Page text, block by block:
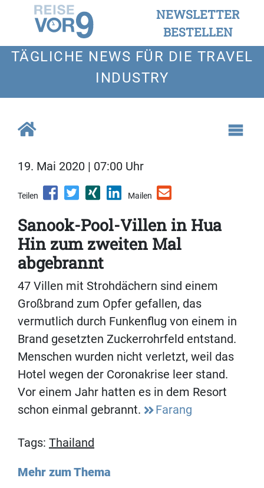
NEWSLETTER
BESTELLEN
TÄGLICHE NEWS FÜR DIE TRAVEL
INDUSTRY
19. Mai 2020 | 07:00 Uhr
Teilen Mailen
Sanook-Pool-Villen in Hua
Hin zum zweiten Mal
abgebrannt
47 Villen mit Strohdächern sind einem
Großbrand zum Opfer gefallen, das
vermutlich durch Funkenflug von einem in
Brand gesetzten Zuckerrohrfeld entstand.
Menschen wurden nicht verletzt, weil das
Hotel wegen der Coronakrise leer stand.
Vor einem Jahr hatten es in dem Resort
schon einmal gebrannt.
Farang
Tags: Thailand
Mehr zum Thema